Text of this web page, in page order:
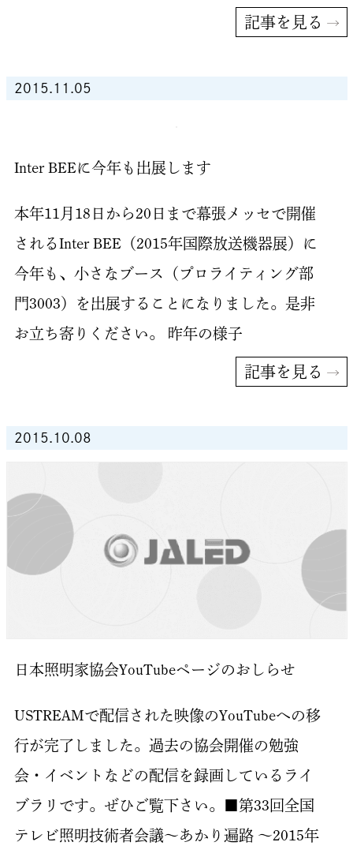
記事を見る
2015.11.05
Inter BEEに今年も出展します
本年11月18日から20日まで幕張メッセで開催
されるInter BEE（2015年国際放送機器展）に
今年も、小さなブース（プロライティング部
門3003）を出展することになりました。是非
お立ち寄りください。 昨年の様子
記事を見る
2015.10.08
日本照明家協会YouTubeページのおしらせ
USTREAMで配信された映像のYouTubeへの移
行が完了しました。過去の協会開催の勉強
会・イベントなどの配信を録画しているライ
ブラリです。ぜひご覧下さい。■第33回全国
テレビ照明技術者会議～あかり遍路 ～2015年